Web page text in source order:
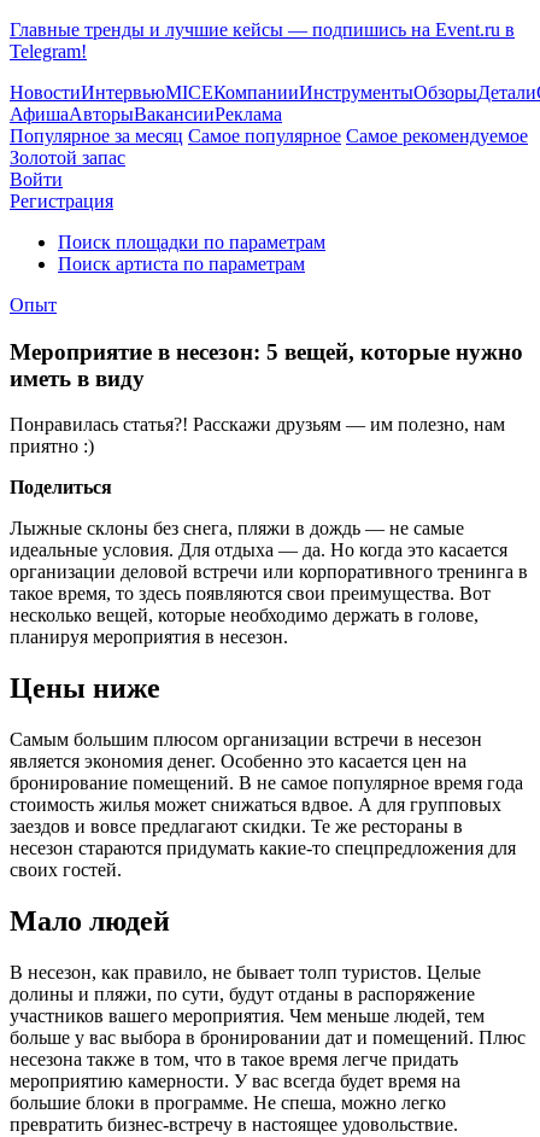
Главные тренды и лучшие кейсы — подпишись на Event.ru в
Telegram!
НовостиИнтервьюMICEКомпанииИнструментыОбзорыДетали
АфишаАвторыВакансииРеклама
Популярное за месяц Самое популярное Самое рекомендуемое
Золотой запас
Войти
Регистрация
Поиск площадки по параметрам
Поиск артиста по параметрам
Опыт
Мероприятие в несезон: 5 вещей, которые нужно
иметь в виду
Понравилась статья?! Расскажи друзьям — им полезно, нам
приятно :)
Поделиться
Лыжные склоны без снега, пляжи в дождь — не самые
идеальные условия. Для отдыха — да. Но когда это касается
организации деловой встречи или корпоративного тренинга в
такое время, то здесь появляются свои преимущества. Вот
несколько вещей, которые необходимо держать в голове,
планируя мероприятия в несезон.
Цены ниже
Самым большим плюсом организации встречи в несезон
является экономия денег. Особенно это касается цен на
бронирование помещений. В не самое популярное время года
стоимость жилья может снижаться вдвое. А для групповых
заездов и вовсе предлагают скидки. Те же рестораны в
несезон стараются придумать какие-то спецпредложения для
своих гостей.
Мало людей
В несезон, как правило, не бывает толп туристов. Целые
долины и пляжи, по сути, будут отданы в распоряжение
участников вашего мероприятия. Чем меньше людей, тем
больше у вас выбора в бронировании дат и помещений. Плюс
несезона также в том, что в такое время легче придать
мероприятию камерности. У вас всегда будет время на
большие блоки в программе. Не спеша, можно легко
превратить бизнес-встречу в настоящее удовольствие.